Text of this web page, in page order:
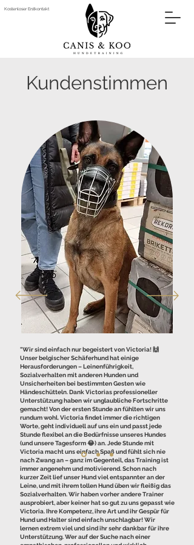
Kostenloser Erstkontakt
Kundenstimmen
"Wir sind einfach nur begeistert von Victoria! 🙌
Unser belgischer Schäferhund hat einige
Herausforderungen – Leinenführigkeit,
Sozialverhalten mit anderen Hunden und
Unsicherheiten bei bestimmten Gesten wie
Händeschütteln. Dank Victorias professioneller
Unterstützung haben wir unglaubliche Fortschritte
gemacht! Von der ersten Stunde an fühlten wir uns
rundum wohl. Victoria findet immer die richtigen
Worte, geht individuell auf uns ein und passt jede
Stunde flexibel an die Bedürfnisse unseres Hundes
(und unsere Tagesform 😂) an. Jede Stunde mit
Victoria macht uns einfach Spaß und fühlt sich nie
nach Zwang an – ganz im Gegenteil, das Training ist
immer angenehm und motivierend. Schon nach
kurzer Zeit lief unser Hund viel entspannter an der
Leine, und mit ihrem tollen Hund üben wir fleißig das
Sozialverhalten. Wir haben vorher andere Trainer
ausprobiert, aber keiner hat so gut zu uns gepasst wie
Victoria. Ihre Kompetenz, ihre Art und ihr Gespür für
Hund und Halter sind einfach unschlagbar! Wir
lernen extrem viel und sind ihr sehr dankbar für ihre
Unterstützung. Wer auf der Suche nach einer